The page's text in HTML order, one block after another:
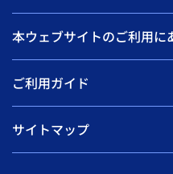
本ウェブサイトのご利用に
ご利用ガイド
サイトマップ